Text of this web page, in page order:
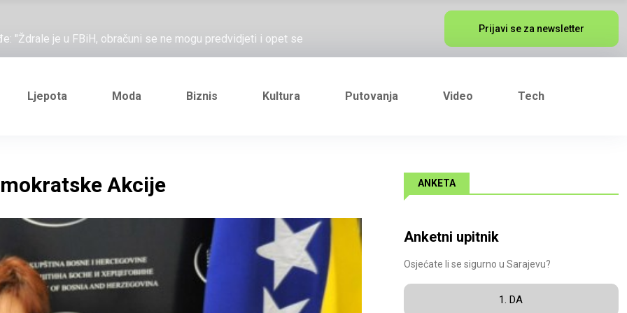
"Ždrale je u FBiH, obračuni se ne mogu predvidjeti i opet se
Željezničarov Karamarko
je general Izet Nanić, pogibijom je probio blokadu koja je
Prijavi se za newsletter
Ljepota Moda Biznis Kultura Putovanja Video Tech
Akcije ANKETA
Anketni upitnik
Osjećate li se sigurno u Sarajevu?
1. DA